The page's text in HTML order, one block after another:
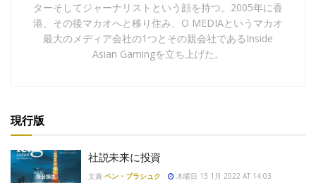
ターそしてジャーナリストという顔を持つ。2005年に香
港、その後マカオへと移り住み、O MEDIAというマカオ
最大のメディア会社の1つとその親会社であるInside
Asian Gamingを立ち上げた。
現行版
社説未来に投資
文責 ベン・ブラシュク 木曜日 13 1月 2022 AT 14:03